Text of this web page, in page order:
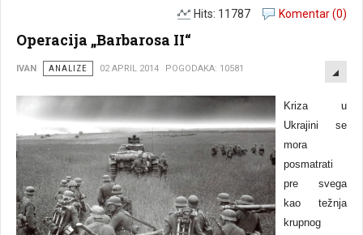
Komentar (0)
Hits: 11787
Operacija „Barbarosa II“
IVAN ANALIZE 02 APRIL 2014 POGODAKA: 10581
Kriza u
Ukrajini se
mora
posmatrati
pre svega
kao težnja
krupnog